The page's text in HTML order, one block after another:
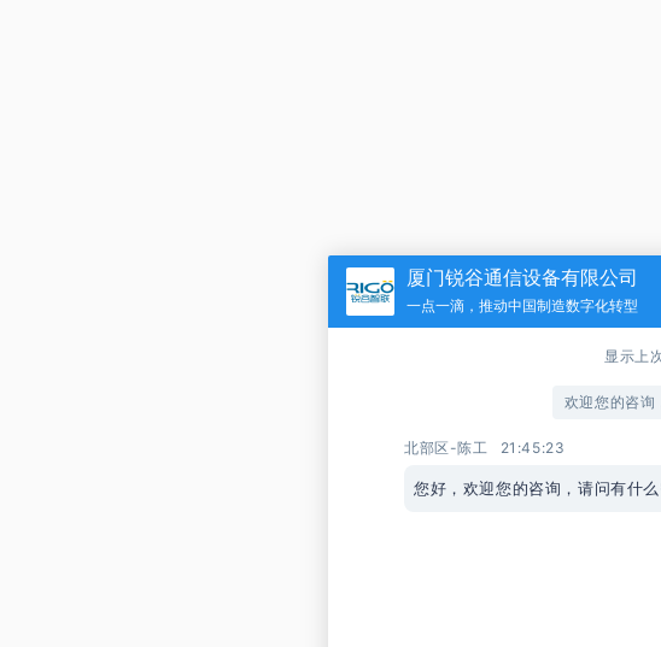
厦门锐谷通信设备有限公司
一点一滴，推动中国制造数字化转型
显示上
欢迎您的咨询
北部区-陈工 21:45:23
您好，欢迎您的咨询，请问有什